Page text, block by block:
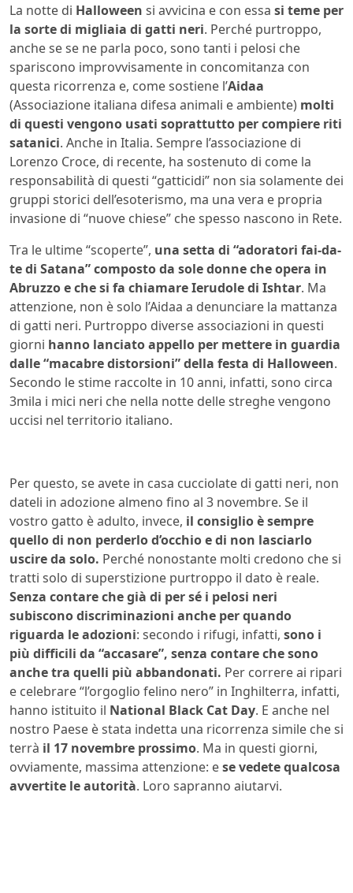
La notte di Halloween si avvicina e con essa si teme per
la sorte di migliaia di gatti neri. Perché purtroppo,
anche se se ne parla poco, sono tanti i pelosi che
spariscono improvvisamente in concomitanza con
questa ricorrenza e, come sostiene l’Aidaa
(Associazione italiana difesa animali e ambiente) molti
di questi vengono usati soprattutto per compiere riti
satanici. Anche in Italia. Sempre l’associazione di
Lorenzo Croce, di recente, ha sostenuto di come la
responsabilità di questi “gatticidi” non sia solamente dei
gruppi storici dell’esoterismo, ma una vera e propria
invasione di “nuove chiese” che spesso nascono in Rete.
Tra le ultime “scoperte”, una setta di “adoratori fai-da-
te di Satana” composto da sole donne che opera in
Abruzzo e che si fa chiamare Ierudole di Ishtar. Ma
attenzione, non è solo l’Aidaa a denunciare la mattanza
di gatti neri. Purtroppo diverse associazioni in questi
giorni hanno lanciato appello per mettere in guardia
dalle “macabre distorsioni” della festa di Halloween.
Secondo le stime raccolte in 10 anni, infatti, sono circa
3mila i mici neri che nella notte delle streghe vengono
uccisi nel territorio italiano.
Per questo, se avete in casa cucciolate di gatti neri, non
dateli in adozione almeno fino al 3 novembre. Se il
vostro gatto è adulto, invece, il consiglio è sempre
quello di non perderlo d’occhio e di non lasciarlo
uscire da solo. Perché nonostante molti credono che si
tratti solo di superstizione purtroppo il dato è reale.
Senza contare che già di per sé i pelosi neri
subiscono discriminazioni anche per quando
riguarda le adozioni: secondo i rifugi, infatti, sono i
più difficili da “accasare”, senza contare che sono
anche tra quelli più abbandonati. Per correre ai ripari
e celebrare “l’orgoglio felino nero” in Inghilterra, infatti,
hanno istituito il National Black Cat Day. E anche nel
nostro Paese è stata indetta una ricorrenza simile che si
terrà il 17 novembre prossimo. Ma in questi giorni,
ovviamente, massima attenzione: ese vedete qualcosa
avvertite le autorità. Loro sapranno aiutarvi.